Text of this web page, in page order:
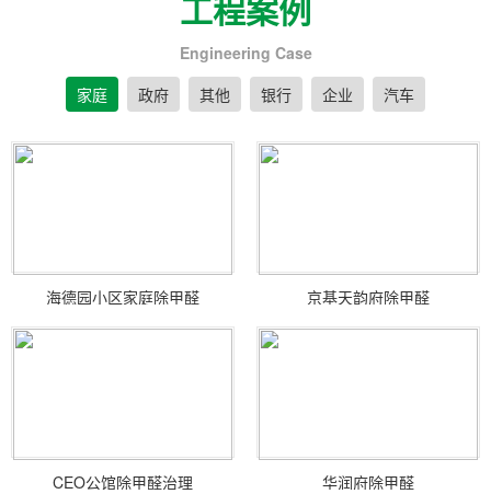
Engineering Case
家庭
政府 其他 银行 企业 汽车
海德园小区家庭除甲醛 京基天韵府除甲醛
CEO公馆除甲醛治理 华润府除甲醛